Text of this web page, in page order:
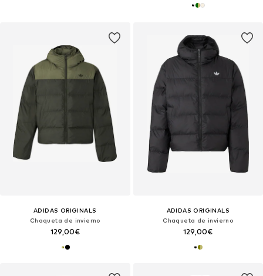
ADIDAS ORIGINALS
Chaqueta de invierno
129,00€
ADIDAS ORIGINALS
Chaqueta de invierno
129,00€